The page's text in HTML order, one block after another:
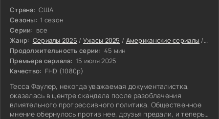
Страна: США
Сезоны: 1 сезон
Серии: все
Жанр: Сериалы 2025 / Ужасы 2025 / Американские сериалы /
Продолжительность серии: 45 мин
Премьера сериала: 15 июля 2025
Качество: FHD (1080p)
Тесса Фаулер, некогда уважаемая документалистка,
оказалась в центре скандала после разоблачения
влиятельного прогрессивного политика. Общественное
мнение обернулось против нее, друзья предали, и теперь